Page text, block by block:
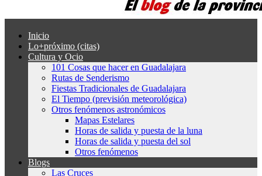
Inicio
Lo+próximo (citas)
Cultura y Ocio
101 Cosas que hacer en Guadalajara
Rutas de Senderismo
Fiestas Tradicionales de Guadalajara
El Tiempo (previsión meteorológica)
Otros fenómenos astronómicos
Mapas Estelares
Horas de salida y puesta de la luna
Horas de salida y puesta del sol
Otros fenómenos
Blogs
Las Cruces